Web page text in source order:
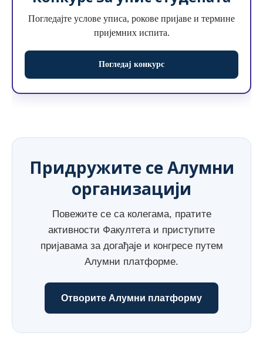
Погледајте услове уписа, рокове пријаве и термине
пријемних испита.
Погледај конкурс
Придружите се Алумни
организацији
Повежите се са колегама, пратите
активности Факултета и приступите
пријавама за догађаје и конгресе путем
Алумни платформе.
Отворите Алумни платформу